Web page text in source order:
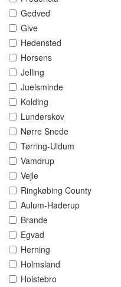
Gedved
Give
Hedensted
Horsens
Jelling
Juelsminde
Kolding
Lunderskov
Nørre Snede
Tørring-Uldum
Vamdrup
Vejle
Ringkøbing County
Aulum-Haderup
Brande
Egvad
Herning
Holmsland
Holstebro